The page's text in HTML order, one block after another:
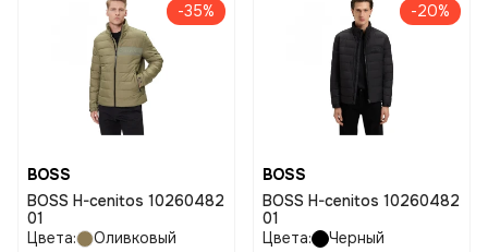
-35%
BOSS
BOSS H-cenitos 10260482
01
Цвета:
Оливковый
-20%
BOSS
BOSS H-cenitos 10260482
01
Цвета:
Черный